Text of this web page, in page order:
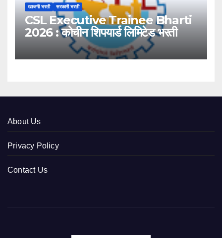
खाजगी भरती सरकारी भरती
CSL Executive Trainee Bharti
2026 : कोचीन शिपयार्ड लिमिटेड भरती
About Us
Privacy Policy
Contact Us